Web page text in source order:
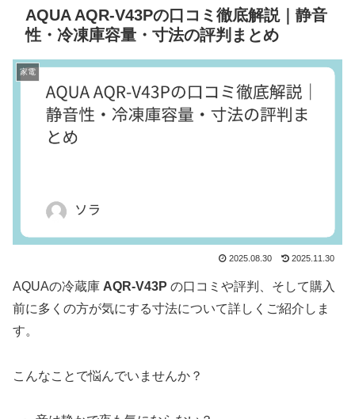
AQUA AQR-V43Pの口コミ徹底解説｜静音
性・冷凍庫容量・寸法の評判まとめ
家電
2025.08.30 2025.11.30
AQUAの冷蔵庫 AQR-V43P の口コミや評判、そして購入
前に多くの方が気にする寸法について詳しくご紹介しま
す。
こんなことで悩んでいませんか？